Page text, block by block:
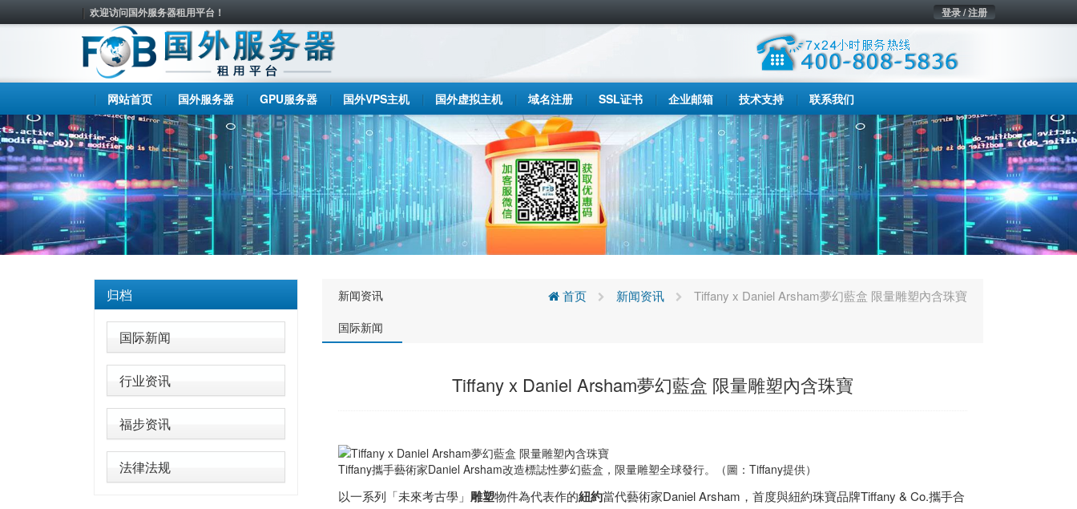
欢迎访问国外服务器租用平台！ 登录 / 注册
网站首页 国外服务器 GPU服务器 国外VPS主机 国外虚拟主机 域名注册 SSL证书 企业邮箱 技术支持 联系我们
归档
国际新闻
行业资讯
福步资讯
法律法规
新闻资讯
国际新闻
首页 新闻资讯 Tiffany x Daniel Arsham夢幻藍盒 限量雕塑內含珠寶
Tiffany x Daniel Arsham夢幻藍盒 限量雕塑內含珠寶
Tiffany攜手藝術家Daniel Arsham改造標誌性夢幻藍盒，限量雕塑全球發行。（圖：Tiffany提供）
以一系列「未來考古學」 雕塑物件為代表作的紐約當代藝術家Daniel Arsham，首度與紐約珠寶品牌Tiffany & Co.攜手合